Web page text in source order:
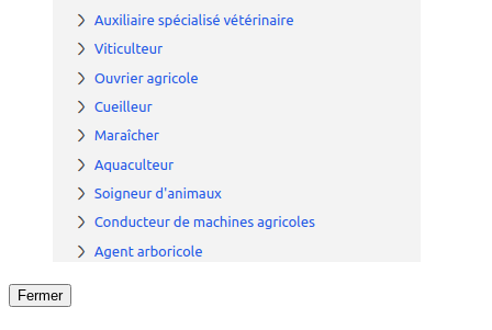
Fermer